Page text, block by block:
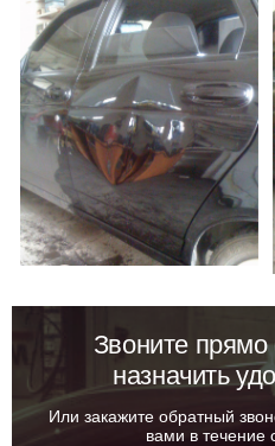
Звоните прямо
назначить
Или закажите обратный
вами в течение